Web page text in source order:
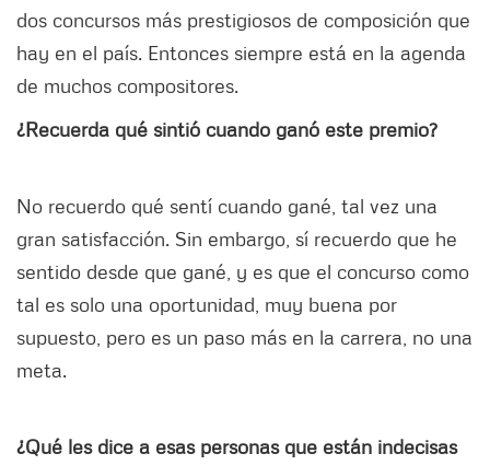
dos concursos más prestigiosos de composición que
hay en el país. Entonces siempre está en la agenda
de muchos compositores.
¿Recuerda qué sintió cuando ganó este premio?
No recuerdo qué sentí cuando gané, tal vez una
gran satisfacción. Sin embargo, sí recuerdo que he
sentido desde que gané, y es que el concurso como
tal es solo una oportunidad, muy buena por
supuesto, pero es un paso más en la carrera, no una
meta.
¿Qué les dice a esas personas que están indecisas